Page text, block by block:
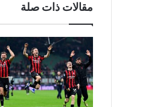
مقالات ذات صلة